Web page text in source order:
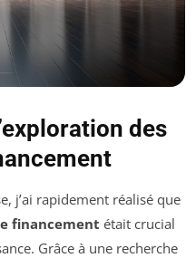
des
j’ai rapidement réalisé que
financement était crucial
Grâce à une recherche